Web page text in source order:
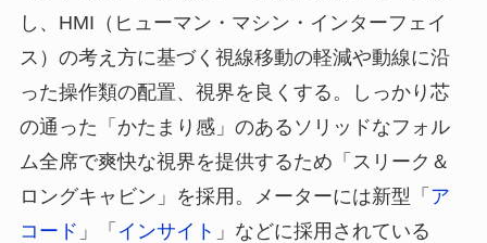
し、HMI（ヒューマン・マシン・インターフェイ
ス）の考え方に基づく視線移動の軽減や動線に沿
った操作類の配置、視界を良くする。しっかり芯
の通った「かたまり感」のあるソリッドなフォル
ム全席で爽快な視界を提供するため「スリーク＆
ロングキャビン」を採用。メーターには新型「 ア
コード 」「 インサイト 」などに採用されている